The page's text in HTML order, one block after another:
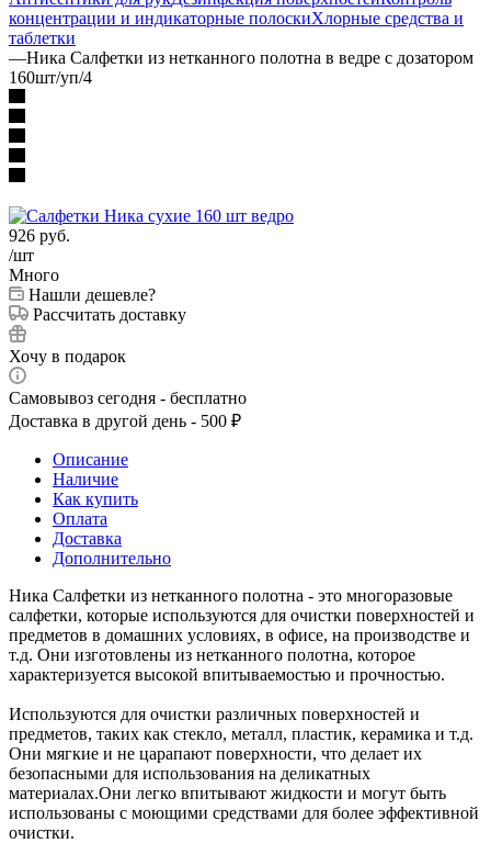
концентрации и индикаторные полоскиХлорные средства и
таблетки
—Ника Салфетки из нетканного полотна в ведре с дозатором
160шт/уп/4
926 руб.
/шт
Много
Нашли дешевле?
Рассчитать доставку
Хочу в подарок
Самовывоз сегодня - бесплатно
Доставка в другой день - 500 ₽
Описание
Наличие
Как купить
Оплата
Доставка
Дополнительно
Ника Салфетки из нетканного полотна - это многоразовые
салфетки, которые используются для очистки поверхностей и
предметов в домашних условиях, в офисе, на производстве и
т.д. Они изготовлены из нетканного полотна, которое
характеризуется высокой впитываемостью и прочностью.
Используются для очистки различных поверхностей и
предметов, таких как стекло, металл, пластик, керамика и т.д.
Они мягкие и не царапают поверхности, что делает их
безопасными для использования на деликатных
материалах.Они легко впитывают жидкости и могут быть
использованы с моющими средствами для более эффективной
очистки.